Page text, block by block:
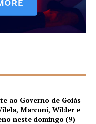
ao Governo de Goiás
Marconi, Wilder e
neste domingo (9)